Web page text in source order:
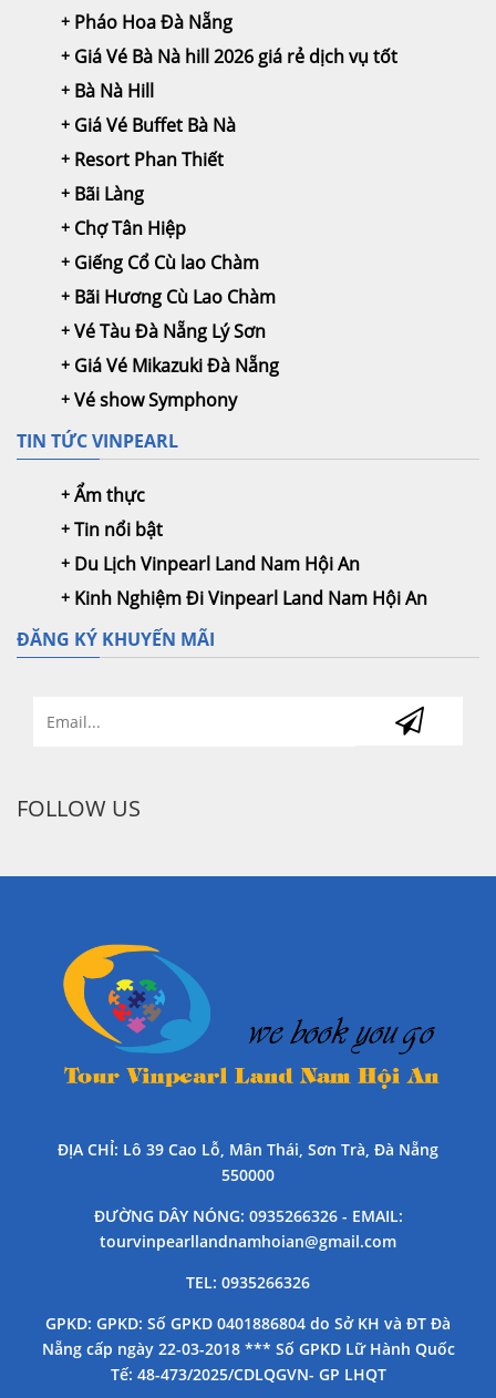
Pháo Hoa Đà Nẵng
Giá Vé Bà Nà hill 2026 giá rẻ dịch vụ tốt
Bà Nà Hill
Giá Vé Buffet Bà Nà
Resort Phan Thiết
Bãi Làng
Chợ Tân Hiệp
Giếng Cổ Cù lao Chàm
Bãi Hương Cù Lao Chàm
Vé Tàu Đà Nẵng Lý Sơn
Giá Vé Mikazuki Đà Nẵng
Vé show Symphony
TIN TỨC VINPEARL
Ẩm thực
Tin nổi bật
Du Lịch Vinpearl Land Nam Hội An
Kinh Nghiệm Đi Vinpearl Land Nam Hội An
ĐĂNG KÝ KHUYẾN MÃI
FOLLOW US
ĐỊA CHỈ: Lô 39 Cao Lỗ, Mân Thái, Sơn Trà, Đà Nẵng
550000
ĐƯỜNG DÂY NÓNG: 0935266326 - EMAIL:
tourvinpearllandnamhoian@gmail.com
TEL: 0935266326
GPKD: GPKD: Số GPKD 0401886804 do Sở KH và ĐT Đà
Nẵng cấp ngày 22-03-2018 *** Số GPKD Lữ Hành Quốc
Tế: 48-473/2025/CDLQGVN- GP LHQT